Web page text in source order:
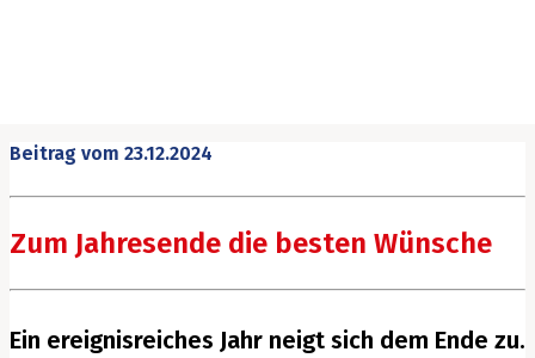
Beitrag vom 23.12.2024
Zum Jahresende die besten Wünsche
Ein ereignisreiches Jahr neigt sich dem Ende zu.